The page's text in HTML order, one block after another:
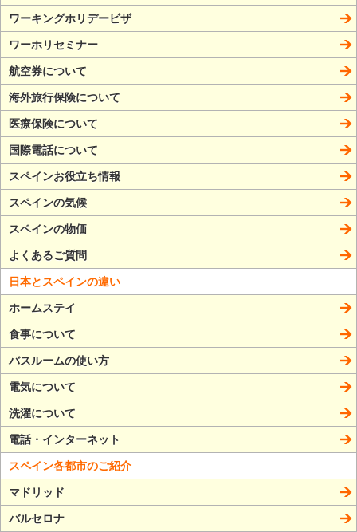
ワーキングホリデービザ
ワーホリセミナー
航空券について
海外旅行保険について
医療保険について
国際電話について
スペインお役立ち情報
スペインの気候
スペインの物価
よくあるご質問
日本とスペインの違い
ホームステイ
食事について
バスルームの使い方
電気について
洗濯について
電話・インターネット
スペイン各都市のご紹介
マドリッド
バルセロナ